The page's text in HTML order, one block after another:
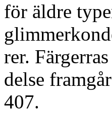
för äldre
rer.
delse
407.